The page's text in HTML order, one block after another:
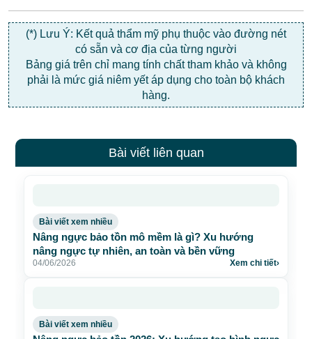
(*) Lưu Ý: Kết quả thẩm mỹ phụ thuộc vào đường nét
có sẵn và cơ địa của từng người
Bảng giá trên chỉ mang tính chất tham khảo và không
phải là mức giá niêm yết áp dụng cho toàn bộ khách
hàng.
Bài viết liên quan
Bài viết xem nhiều
Nâng ngực bảo tồn mô mềm là gì? Xu hướng
nâng ngực tự nhiên, an toàn và bền vững
04/06/2026 Xem chi tiết›
Bài viết xem nhiều